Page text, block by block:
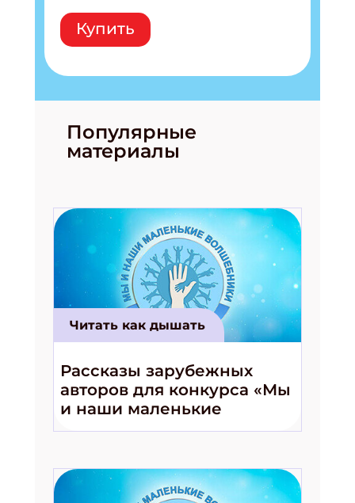
Купить
Популярные
материалы
Читать как дышать
Рассказы зарубежных
авторов для конкурса «Мы
и наши маленькие
волшебники!»